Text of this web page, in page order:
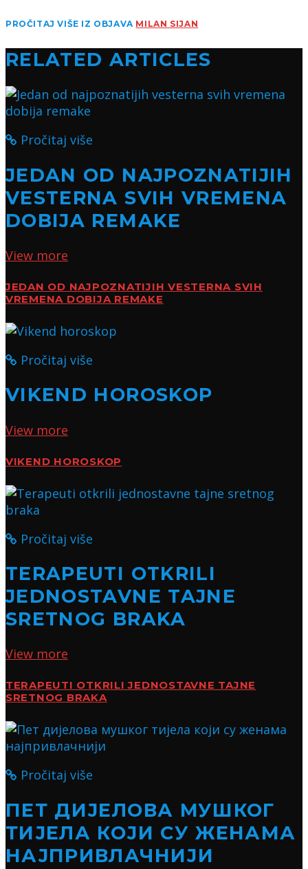
PROČITAJ VIŠE IZ OBJAVA MILAN SIJAN
RELATED ARTICLES
Pročitaj više
JEDAN OD NAJPOZNATIJIH
VESTERNA SVIH VREMENA
DOBIJA REMAKE
View more
JEDAN OD NAJPOZNATIJIH VESTERNA SVIH
VREMENA DOBIJA REMAKE
Pročitaj više
VIKEND HOROSKOP
View more
VIKEND HOROSKOP
Pročitaj više
TERAPEUTI OTKRILI
JEDNOSTAVNE TAJNE
SRETNOG BRAKA
View more
TERAPEUTI OTKRILI JEDNOSTAVNE TAJNE
SRETNOG BRAKA
Pročitaj više
ПЕТ ДИЈЕЛОВА МУШКОГ
ТИЈЕЛА КОЈИ СУ ЖЕНАМА
НАЈПРИВЛАЧНИЈИ